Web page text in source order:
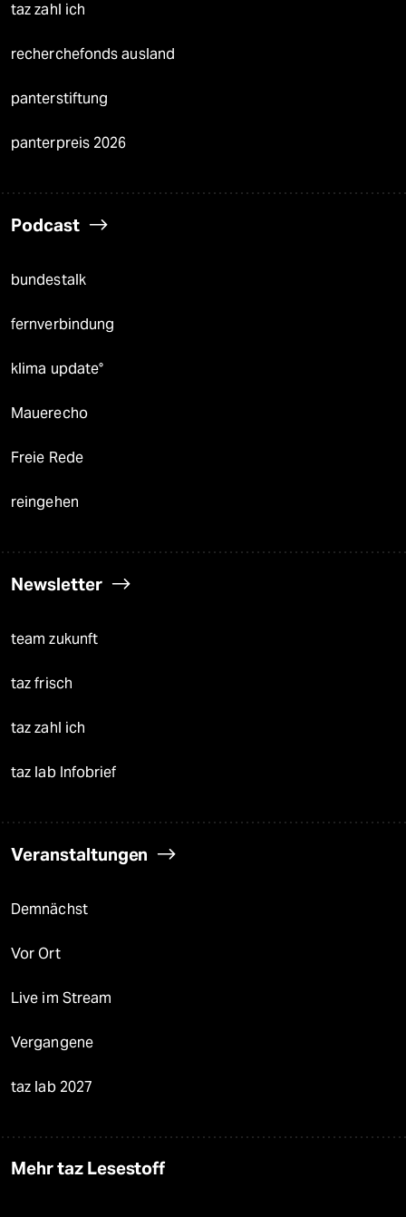
taz zahl ich
recherchefonds ausland
panterstiftung
panterpreis 2026
Podcast
bundestalk
fernverbindung
klima update°
Mauerecho
Freie Rede
reingehen
Newsletter
team zukunft
taz frisch
taz zahl ich
taz lab Infobrief
Veranstaltungen
Demnächst
Vor Ort
Live im Stream
Vergangene
taz lab 2027
Mehr taz Lesestoff